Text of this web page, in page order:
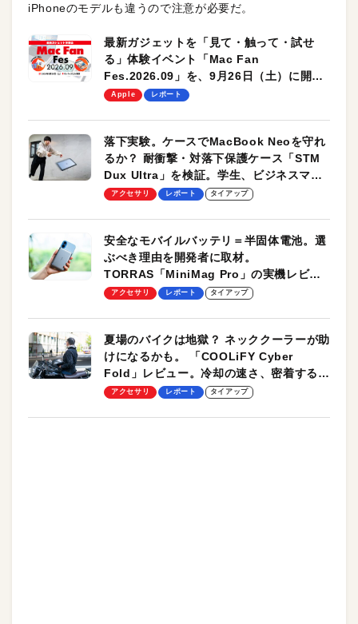
iPhoneのモデルも違うので注意が必要だ。
最新ガジェットを「見て・触って・試せ
る」体験イベント「Mac Fan
Fes.2026.09」を、9月26日（土）に開催
します！
Apple レポート
落下実験。ケースでMacBook Neoを守れ
るか？ 耐衝撃・対落下保護ケース「STM
Dux Ultra」を検証。学生、ビジネスマン
のモバイルユースに最適！
アクセサリ レポート タイアップ
安全なモバイルバッテリ＝半固体電池。選
ぶべき理由を開発者に取材。
TORRAS「MiniMag Pro」の実機レビュ
ーも
アクセサリ レポート タイアップ
夏場のバイクは地獄？ ネッククーラーが助
けになるかも。 「COOLiFY Cyber
Fold」レビュー。冷却の速さ、密着する冷
却プレート、シンプルな操作性がグッド！
アクセサリ レポート タイアップ